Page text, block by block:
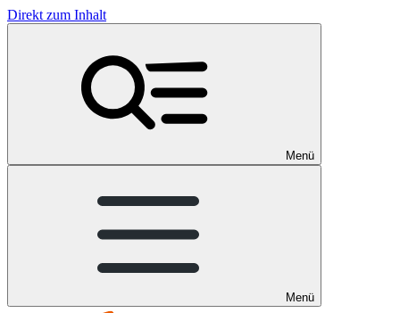
Direkt zum Inhalt
Menü
Menü